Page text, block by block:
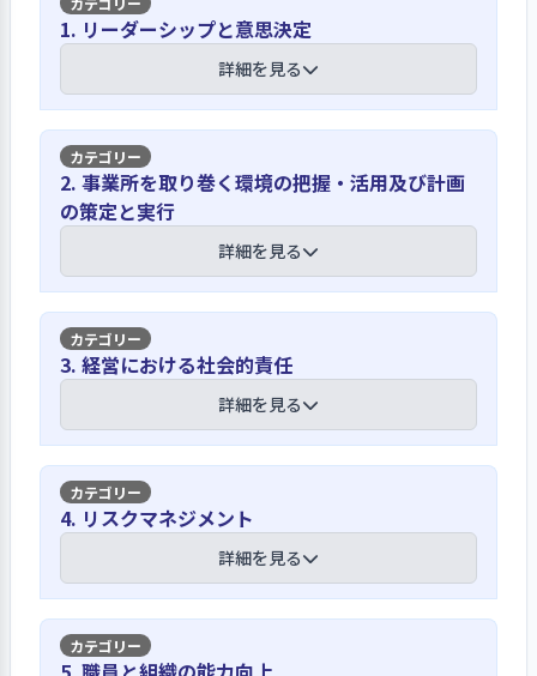
1. リーダーシップと意思決定
詳細を見る
【講評】
様々な機会を通じて理念や基本的考え方
の周知に努めている
全職員が参加する全体会議を年３回、
幹部職員が参加する運営会議を毎月開
催し、経営理念や経営方針などを話す
機会を多く設けている。新規採用者に
ついては入職時研修において説明し、
全職員に対しては理念・方針などが明
示されている事業計画書を配布して周
知に努めている。だたし、非常勤職員
に対しては、法人理念や基本方針など
の伝達が不十分であることを経営層は
認識している。また、利用者懇談会を
２か月毎に開催しており、利用者本人
の理解を促し機会を設けている。
2. 事業所を取り巻く環境の把握・活用及び計画
の策定と実行
詳細を見る
【講評】
様々な機会を通じて事業環境を把握して
事業運営の参考にしている
利用者の意向や要望については、日常
的な関わりをはじめ、定例の利用者懇
談会や２年毎にサービス評価検討会議
が主管する利用者満足度調査を実施し
て把握している。職員の意見は、運営
会議や運営主任会議、ミーティング、定
期的に実施している個人面談などを通
3. 経営における社会的責任
詳細を見る
【講評】
倫理規程を明示して利用者の尊厳の尊重
に取り組んでいる
福祉サービスに従事する者として守る
4. リスクマネジメント
詳細を見る
【講評】